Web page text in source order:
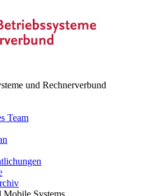
und Rechnerverbund
Team
Mobile Systems